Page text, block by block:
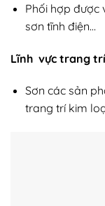
Phối hợp được
sơn tĩnh điện…
Lĩnh vực trang trí
Sơn các sản
trang trí kim